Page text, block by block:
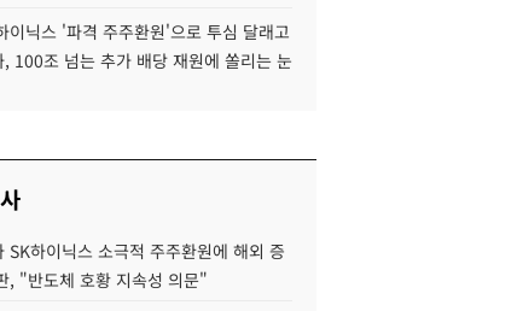
이닉스 '파격 주주환원'으로 투심 달래고
100조 넘는 추가 배당 재원에 쏠리는 눈
SK하이닉스 소극적 주주환원에 해외 증
, "반도체 호황 지속성 의문"